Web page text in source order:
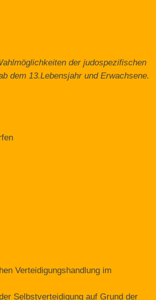
der judospezifischen
dem 13.Lebensjahr und Erwachsene.
Verteidigungshandlung im
Selbstverteidigung auf Grund der